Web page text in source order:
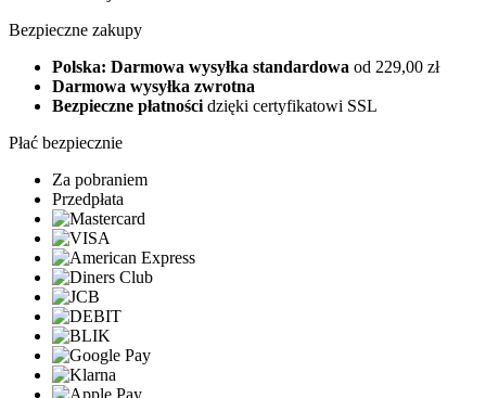
Bezpieczne zakupy
Polska: Darmowa wysyłka standardowa od 229,00 zł
Darmowa wysyłka zwrotna
Bezpieczne płatnościdzięki certyfikatowi SSL
Płać bezpiecznie
Za pobraniem
Przedpłata